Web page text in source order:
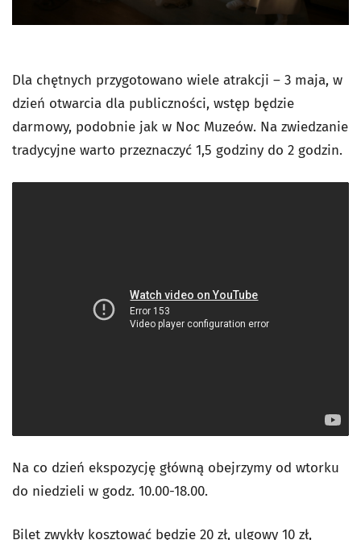
Dla chętnych przygotowano wiele atrakcji – 3 maja, w
dzień otwarcia dla publiczności, wstęp będzie
darmowy, podobnie jak w Noc Muzeów. Na zwiedzanie
tradycyjne warto przeznaczyć 1,5 godziny do 2 godzin.
Na co dzień ekspozycję główną obejrzymy od wtorku
do niedzieli w godz. 10.00-18.00.
Bilet zwykły kosztować będzie 20 zł, ulgowy 10 zł,